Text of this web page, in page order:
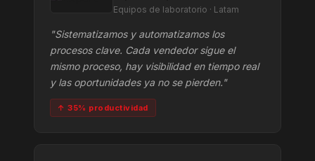
Equipos de laboratorio · Latam
"Sistematizamos y automatizamos los
procesos clave. Cada vendedor sigue el
mismo proceso, hay visibilidad en tiempo real
y las oportunidades ya no se pierden."
↑ 35% productividad